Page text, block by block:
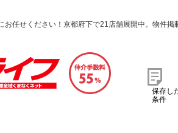
お任せください！京都府下で21店舗展開中。物件掲
保存し
条件